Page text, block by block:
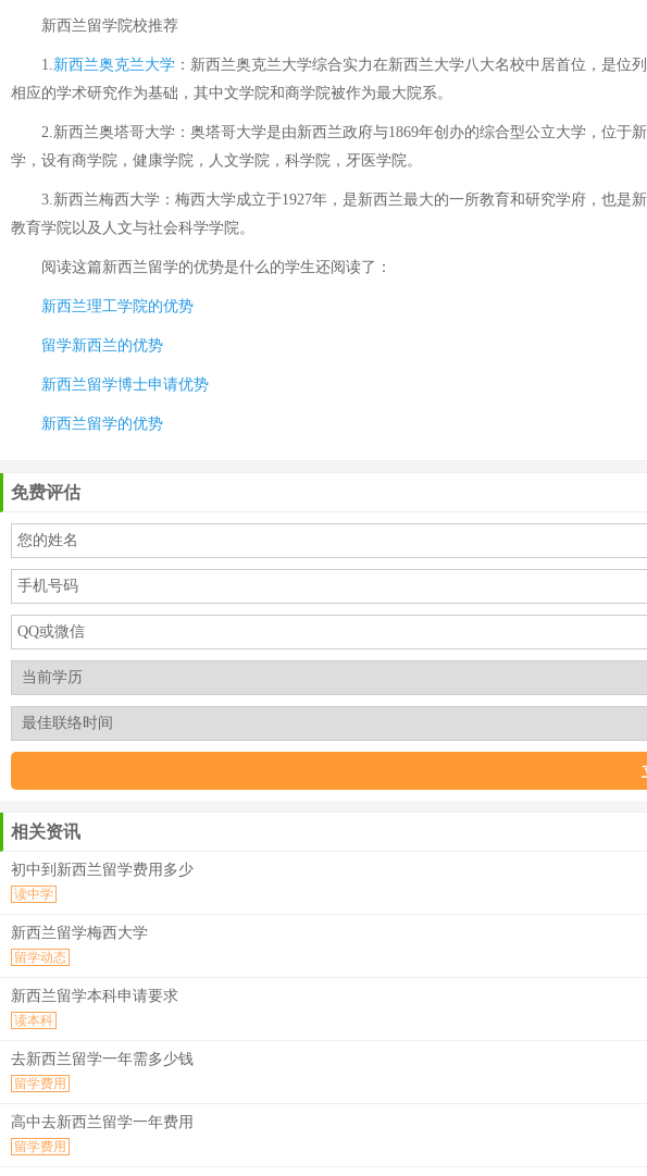
新西兰留学院校推荐
1.新西兰奥克兰大学 ：新西兰奥克兰大学综合实力在新西兰大学八大名校中居首位，是位
相应的学术研究作为基础，其中文学院和商学院被作为最大院系。
2.新西兰奥塔哥大学：奥塔哥大学是由新西兰政府与1869年创办的综合型公立大学，位于
学，设有商学院，健康学院，人文学院，科学院，牙医学院。
3.新西兰梅西大学：梅西大学成立于1927年，是新西兰最大的一所教育和研究学府，也是
教育学院以及人文与社会科学学院。
阅读这篇新西兰留学的优势是什么的学生还阅读了：
新西兰理工学院的优势
留学新西兰的优势
新西兰留学博士申请优势
新西兰留学的优势
免费评估
相关资讯
初中到新西兰留学费用多少
读中学
新西兰留学梅西大学
留学动态
新西兰留学本科申请要求
读本科
去新西兰留学一年需多少钱
留学费用
高中去新西兰留学一年费用
留学费用